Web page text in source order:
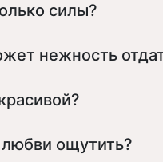
силы?
нежность
ощутить?